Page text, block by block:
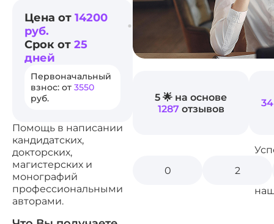
Цена от 14200
руб.
Срок от 25
дней
Первоначальный
взнос: от 3550
руб.
Помощь в написании
кандидатских,
докторских,
магистерских и
монографий
профессиональными
авторами.
5 🌟 на основе
1287отзывов
2
0